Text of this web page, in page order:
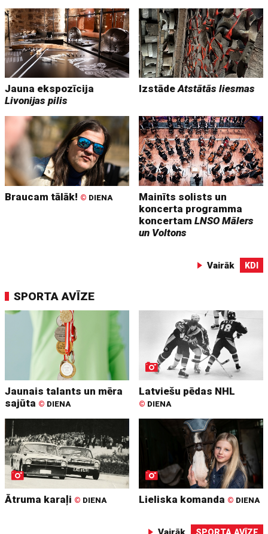
Jauna ekspozīcija
Livonijas pilis
IzstādeAtstātās liesmas
Braucam tālāk! © DIENA
Mainīts solists un
koncerta programma
koncertamLNSO Mālers
un Voltons
Vairāk KDI
SPORTA AVĪZE
Jaunais talants un mēra
sajūta © DIENA
Latviešu pēdas NHL
© DIENA
Ātruma karaļi © DIENA Lieliska komanda © DIENA